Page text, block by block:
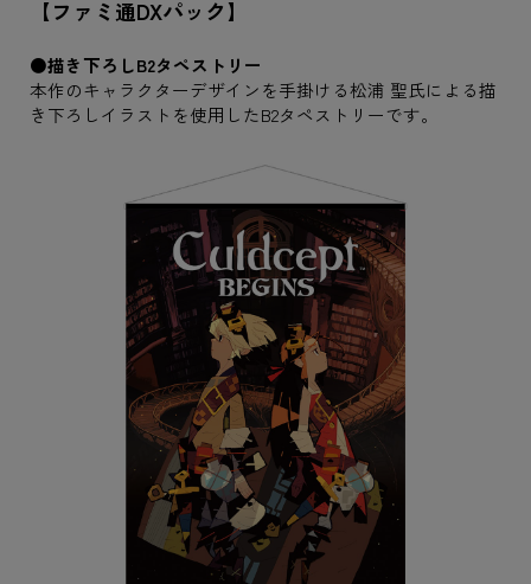
【ファミ通DXパック】
●描き下ろしB2タペストリー
本作のキャラクターデザインを手掛ける松浦 聖氏による描
き下ろしイラストを使用したB2タペストリーです。